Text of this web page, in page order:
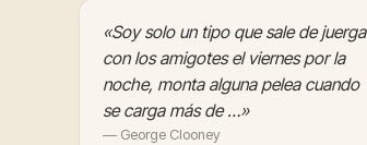
«Soy solo un tipo que sale de juerga
con los amigotes el viernes por la
noche, monta alguna pelea cuando
se carga más de …»
— George Clooney